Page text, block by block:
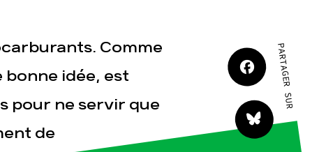
Comme
idée, est
pour ne servir que
de
PARTAGER SUR